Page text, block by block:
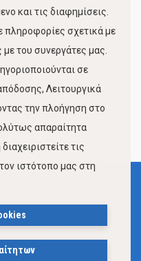
Δεδομένων
και τις διαφημίσεις.
πληροφορίες σχετικά με
του συνεργάτες μας.
σε
Λειτουργικά
την πλοήγηση στο
απαραίτητα
τις
ιστότοπο μας στη